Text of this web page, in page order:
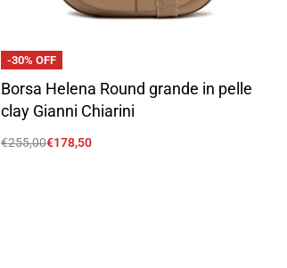
-30% OFF
Borsa Helena Round grande in pelle
clay Gianni Chiarini
€255,00€178,50